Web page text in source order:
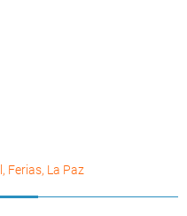
, Ferias, La Paz